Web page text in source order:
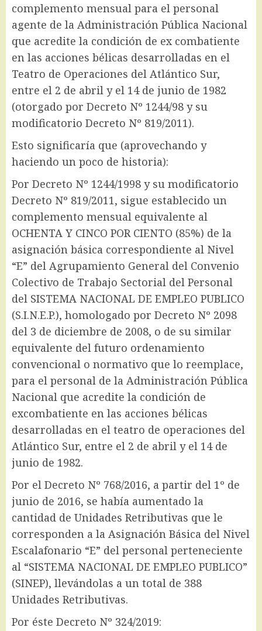
complemento mensual para el personal
agente de la Administración Pública Nacional
que acredite la condición de ex combatiente
en las acciones bélicas desarrolladas en el
Teatro de Operaciones del Atlántico Sur,
entre el 2 de abril y el 14 de junio de 1982
(otorgado por Decreto Nº 1244/98 y su
modificatorio Decreto Nº 819/2011).
Esto significaría que (aprovechando y
haciendo un poco de historia):
Por Decreto Nº 1244/1998 y su modificatorio
Decreto Nº 819/2011, sigue establecido un
complemento mensual equivalente al
OCHENTA Y CINCO POR CIENTO (85%) de la
asignación básica correspondiente al Nivel
“E” del Agrupamiento General del Convenio
Colectivo de Trabajo Sectorial del Personal
del SISTEMA NACIONAL DE EMPLEO PUBLICO
(S.I.N.E.P.), homologado por Decreto Nº 2098
del 3 de diciembre de 2008, o de su similar
equivalente del futuro ordenamiento
convencional o normativo que lo reemplace,
para el personal de la Administración Pública
Nacional que acredite la condición de
excombatiente en las acciones bélicas
desarrolladas en el teatro de operaciones del
Atlántico Sur, entre el 2 de abril y el 14 de
junio de 1982.
Por el Decreto Nº 768/2016, a partir del 1º de
junio de 2016, se había aumentado la
cantidad de Unidades Retributivas que le
corresponden a la Asignación Básica del Nivel
Escalafonario “E” del personal perteneciente
al “SISTEMA NACIONAL DE EMPLEO PUBLICO”
(SINEP), llevándolas a un total de 388
Unidades Retributivas.
Por éste Decreto Nº 324/2019: